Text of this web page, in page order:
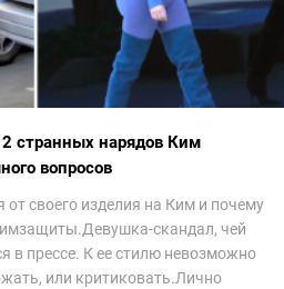
странных нарядов Ким
вопросов
своего изделия на Ким и почему
скандал, чей
в прессе. К ее стилю невозможно
или критиковать.Лично